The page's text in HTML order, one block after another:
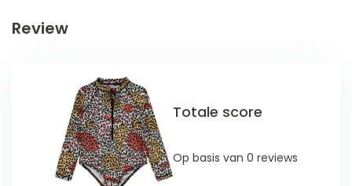
Review
Totale score
Op basis van 0 reviews